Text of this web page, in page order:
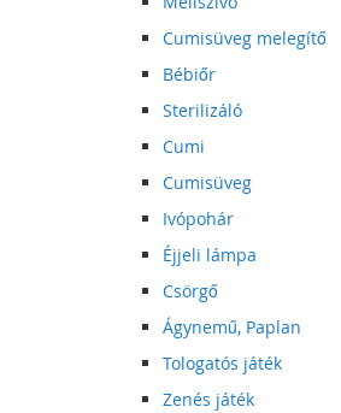
Cumisüveg melegítő
Bébiőr
Sterilizáló
Cumi
Cumisüveg
Ivópohár
Éjjeli lámpa
Csörgő
Ágynemű, Paplan
Tologatós játék
Zenés játék